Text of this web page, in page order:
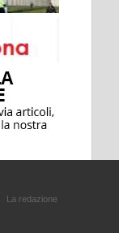
La redazione